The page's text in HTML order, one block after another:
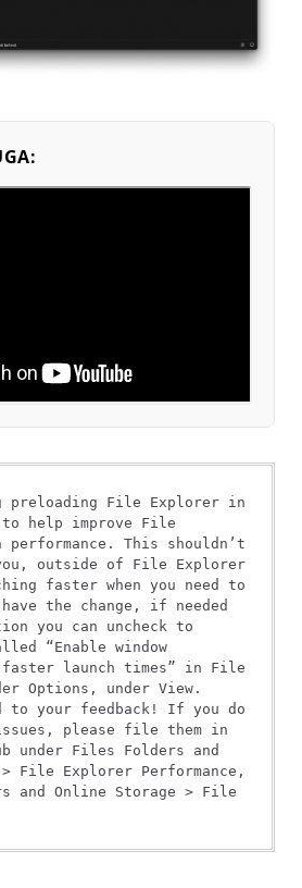
preloading File Explorer in
to help improve File
performance. This shouldn’t
outside of File Explorer
faster when you need to
the change, if needed
you can uncheck to
“Enable window
launch times” in File
Options, under View.
to your feedback! If you do
please file them in
under Files Folders and
File Explorer Performance,
and Online Storage > File